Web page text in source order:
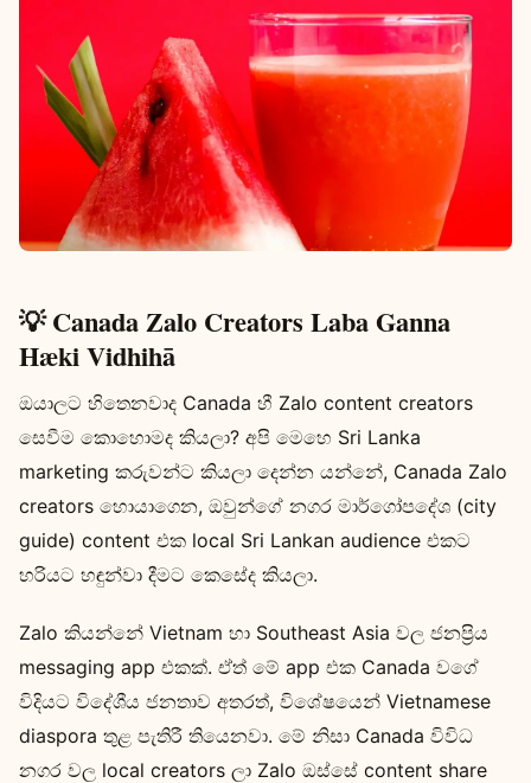
💡 Canada Zalo Creators Laba Ganna
Hæki Vidhihā
ඔයාලට හිතෙනවාද Canada හී Zalo content creators
සෙවීම කොහොමද කියලා? අපි මෙහෙ Sri Lanka
marketing කරුවන්ට කියලා දෙන්න යන්නේ, Canada Zalo
creators හොයාගෙන, ඔවුන්ගේ නගර මාර්ගෝපදේශ (city
guide) content එක local Sri Lankan audience එකට
හරියට හඳුන්වා දීමට කෙසේද කියලා.
Zalo කියන්නේ Vietnam හා Southeast Asia වල ජනප්‍රිය
messaging app එකක්. ඒත් මේ app එක Canada වගේ
විදියට විදේශීය ජනතාව අතරත්, විශේෂයෙන් Vietnamese
diaspora තුළ පැතිරී තියෙනවා. මේ නිසා Canada විවිධ
නගර වල local creators ලා Zalo ඔස්සේ content share